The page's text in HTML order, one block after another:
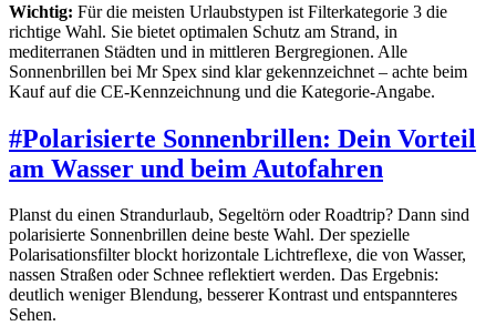
Wichtig: Für die meisten Urlaubstypen ist Filterkategorie 3 die
richtige Wahl. Sie bietet optimalen Schutz am Strand, in
mediterranen Städten und in mittleren Bergregionen. Alle
Sonnenbrillen bei Mr Spex sind klar gekennzeichnet – achte beim
Kauf auf die CE-Kennzeichnung und die Kategorie-Angabe.
#Polarisierte Sonnenbrillen: Dein Vorteil
am Wasser und beim Autofahren
Planst du einen Strandurlaub, Segeltörn oder Roadtrip? Dann sind
polarisierte Sonnenbrillen deine beste Wahl. Der spezielle
Polarisationsfilter blockt horizontale Lichtreflexe, die von Wasser,
nassen Straßen oder Schnee reflektiert werden. Das Ergebnis:
deutlich weniger Blendung, besserer Kontrast und entspannteres
Sehen.